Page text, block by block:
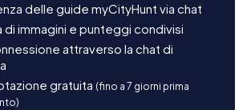
delle guide myCityHunt via chat
di immagini e punteggi condivisi
attraverso la chat di
gratuita (fino a 7 giorni prima